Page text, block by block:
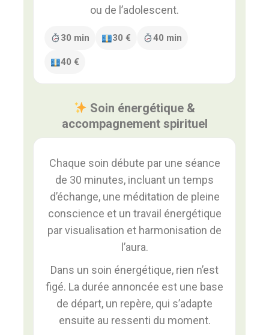
ou de l’adolescent.
30 min 30 € 40 min
40 €
Soin énergétique &
accompagnement spirituel
Chaque soin débute par une séance
de 30 minutes, incluant un temps
d’échange, une méditation de pleine
conscience et un travail énergétique
par visualisation et harmonisation de
l’aura.
Dans un soin énergétique, rien n’est
figé. La durée annoncée est une base
de départ, un repère, qui s’adapte
ensuite au ressenti du moment.